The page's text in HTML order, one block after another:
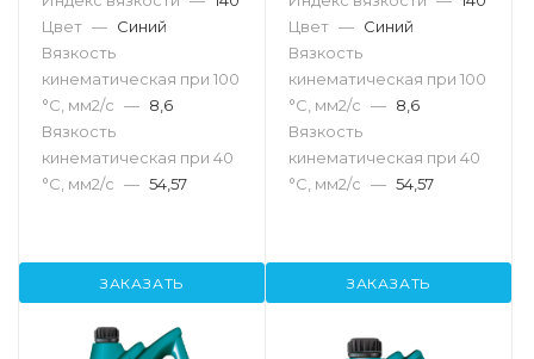
Цвет — Синий
Вязкость
кинематическая при 100
°С, мм2/с — 8,6
Вязкость
кинематическая при 40
°С, мм2/с — 54,57
ЗАКАЗАТЬ
Цвет — Синий
Вязкость
кинематическая при 100
°С, мм2/с — 8,6
Вязкость
кинематическая при 40
°С, мм2/с — 54,57
ЗАКАЗАТЬ